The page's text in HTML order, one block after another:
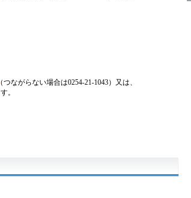
つながらない場合は0254-21-1043）又は、
。